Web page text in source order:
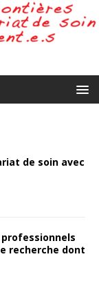
de soin avec
recherche dont